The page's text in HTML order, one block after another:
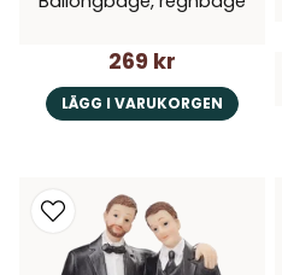
269 kr
LÄGG I VARUKORGEN